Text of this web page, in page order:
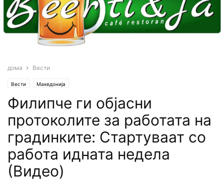
дома Вести
Вести Македонија
Филипче ги објасни
протоколите за работата на
градинките: Стартуваат со
работа идната недела
(Видео)